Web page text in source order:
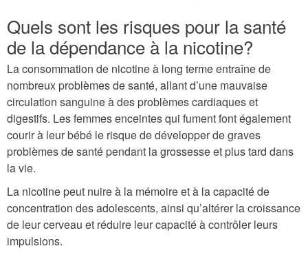
Quels sont les risques pour la santé
de la dépendance à la nicotine?
La consommation de nicotine à long terme entraîne de
nombreux problèmes de santé, allant d’une mauvaise
circulation sanguine à des problèmes cardiaques et
digestifs. Les femmes enceintes qui fument font également
courir à leur bébé le risque de développer de graves
problèmes de santé pendant la grossesse et plus tard dans
la vie.
La nicotine peut nuire à la mémoire et à la capacité de
concentration des adolescents, ainsi qu’altérer la croissance
de leur cerveau et réduire leur capacité à contrôler leurs
impulsions.